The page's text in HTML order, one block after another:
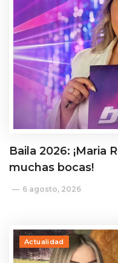
Baila 2026: ¡Maria
muchas bocas!
6 agosto, 2026
Actualidad